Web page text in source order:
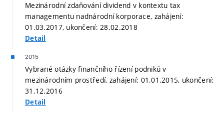
Mezinárodní zdaňování dividend v kontextu tax
managementu nadnárodní korporace, zahájení:
01.03.2017, ukončení: 28.02.2018
Detail
2015
Vybrané otázky finančního řízení podniků v
mezinárodním prostředí, zahájení: 01.01.2015, ukončení:
31.12.2016
Detail